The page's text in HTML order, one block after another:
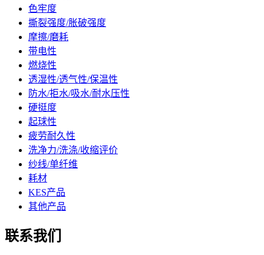
色牢度
撕裂强度/胀破强度
摩擦/磨耗
带电性
燃烧性
透湿性/透气性/保温性
防水/拒水/吸水/耐水压性
硬挺度
起球性
疲劳耐久性
洗净力/洗涤/收缩评价
纱线/单纤维
耗材
KES产品
其他产品
联系我们